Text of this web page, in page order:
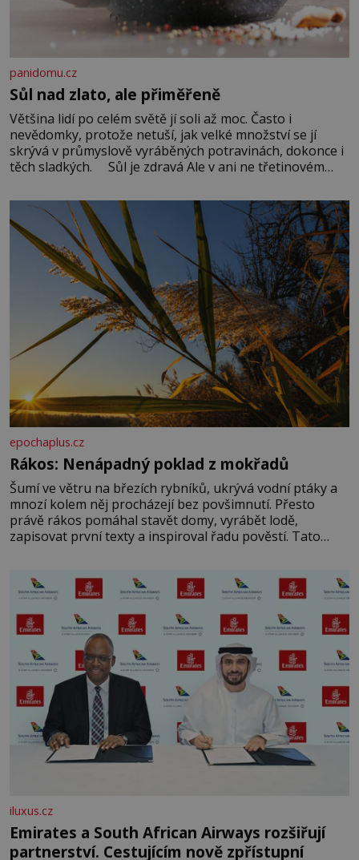
panidomu.cz
Sůl nad zlato, ale přiměřeně
Většina lidí po celém světě jí soli až moc. Často i
nevědomky, protože netuší, jak velké množství se jí
skrývá v průmyslově vyráběných potravinách, dokonce i
těch sladkých. Sůl je zdravá Ale v ani ne třetinovém
základní složky– sodík a chlór – jsou zásadní pro
správné hospodaření
epochaplus.cz
Rákos: Nenápadný poklad z mokřadů
Šumí ve větru na březích rybníků, ukrývá vodní ptáky a
mnozí kolem něj procházejí bez povšimnutí. Přesto
právě rákos pomáhal stavět domy, vyrábět lodě,
zapisovat první texty a inspiroval řadu pověstí. Tato
letního koupání. Stačí se však podívat
iluxus.cz
Emirates a South African Airways rozšiřují
partnerství. Cestujícím nově zpřístupní